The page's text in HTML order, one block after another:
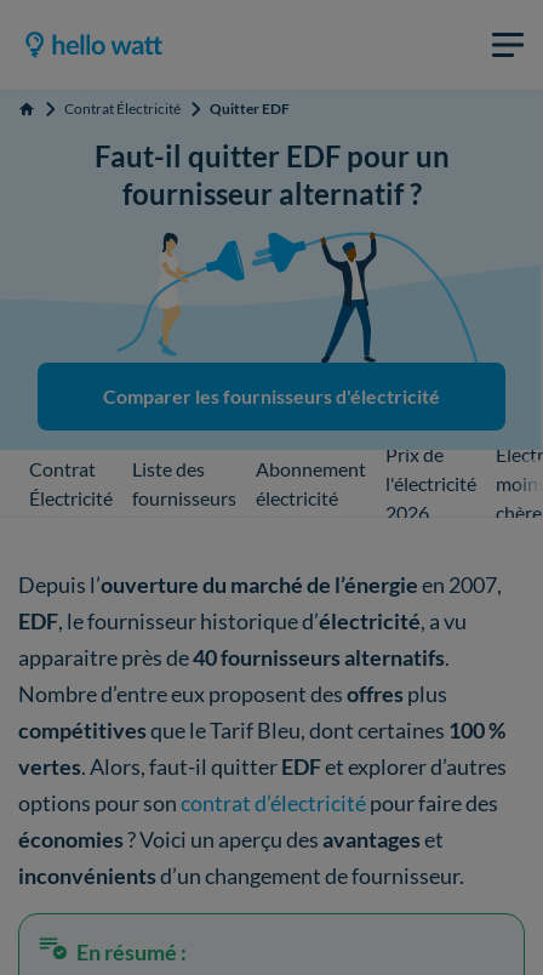
Accueil Contrat Électricité Quitter EDF
Faut-il quitter EDF pour un
fournisseur alternatif ?
Comparer les fournisseurs d'électricité
Contrat
Électricité
Liste des
fournisseurs
Abonnement
électricité
Prix de
l'électricité
2026
chère
Depuis l’ouverture du marché de l’énergieen 2007,
EDF, le fournisseur historique d’électricité, a vu
apparaitre près de40 fournisseurs alternatifs.
Nombre d’entre eux proposent desoffres plus
compétitivesque le Tarif Bleu, dont certaines 100 %
vertes. Alors, faut-il quitterEDFetexplorer d’autres
options pour soncontrat d’électricitépour faire des
économies? Voici un aperçu desavantageset
inconvénientsd’un changement de fournisseur.
En résumé :